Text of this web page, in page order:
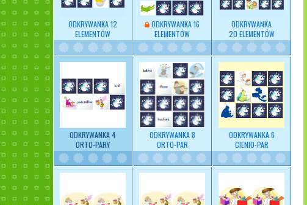
ODKRYWANKA 12
ELEMENTÓW
ODKRYWANKA 16
ELEMENTÓW
ODKRYWANKA
20 ELEMENTÓW
ODKRYWANKA 4
ORTO-PARY
ODKRYWANKA 8
ORTO-PAR
ODKRYWANKA 6
CIENIO-PAR